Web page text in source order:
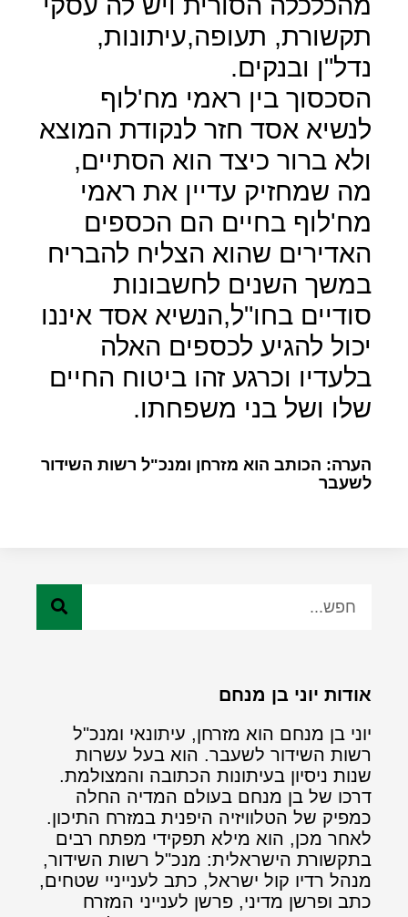
תקשורת, תעופה,עיתונות,
נדל"ן ובנקים.
הסכסוך בין ראמי מח'לוף
לנשיא אסד חזר לנקודת המוצא
ולא ברור כיצד הוא הסתיים,
מה שמחזיק עדיין את ראמי
מח'לוף בחיים הם הכספים
האדירים שהוא הצליח להבריח
במשך השנים לחשבונות
סודיים בחו"ל,הנשיא אסד איננו
יכול להגיע לכספים האלה
בלעדיו וכרגע זהו ביטוח החיים
שלו ושל בני משפחתו.
הערה: הכותב הוא מזרחן ומנכ"ל רשות השידור
לשעבר
אודות יוני בן מנחם
יוני בן מנחם הוא מזרחן, עיתונאי ומנכ"ל
רשות השידור לשעבר. הוא בעל עשרות
שנות ניסיון בעיתונות הכתובה והמצולמת.
דרכו של בן מנחם בעולם המדיה החלה
כמפיק של הטלוויזיה היפנית במזרח התיכון.
לאחר מכן, הוא מילא תפקידי מפתח רבים
בתקשורת הישראלית: מנכ"ל רשות השידור,
מנהל רדיו קול ישראל, כתב לענייניי שטחים,
כתב ופרשן מדיני, פרשן לענייני המזרח